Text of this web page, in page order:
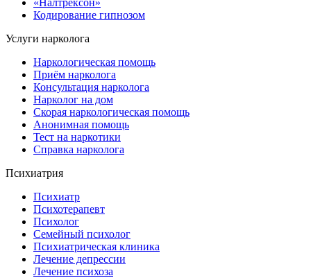
«Налтрексон»
Кодирование гипнозом
Услуги нарколога
Наркологическая помощь
Приём нарколога
Консультация нарколога
Нарколог на дом
Скорая наркологическая помощь
Анонимная помощь
Тест на наркотики
Справка нарколога
Психиатрия
Психиатр
Психотерапевт
Психолог
Семейный психолог
Психиатрическая клиника
Лечение депрессии
Лечение психоза